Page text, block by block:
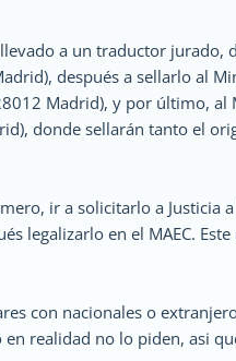
a un traductor jurado,
después a sellarlo al
Madrid), y por último, al
donde sellarán tanto el
ir a solicitarlo a Justicia a
legalizarlo en el MAEC.
con nacionales o
realidad no lo piden, asi